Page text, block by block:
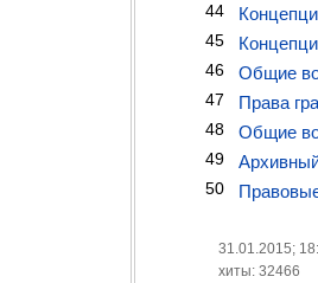
44
45
46 Общие
47 Права
48 Общие
49
50
31.01.2015;
хиты: 32466